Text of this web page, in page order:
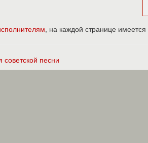
, на каждой странице имеется
советской песни